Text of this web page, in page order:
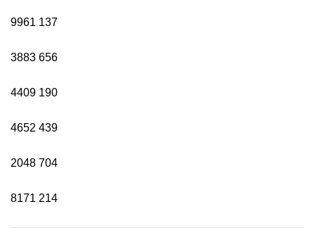
9961 137
3883 656
4409 190
4652 439
2048 704
8171 214